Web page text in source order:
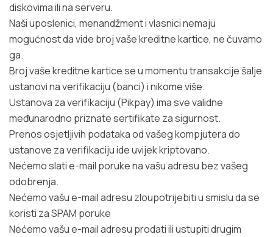
diskovima ili na serveru.
Naši uposlenici, menandžment i vlasnici nemaju
mogućnost da vide broj vaše kreditne kartice, ne čuvamo
ga.
Broj vaše kreditne kartice se u momentu transakcije šalje
ustanovi na verifikaciju (banci) i nikome više.
Ustanova za verifikaciju (Pikpay) ima sve validne
međunarodno priznate sertifikate za sigurnost.
Prenos osjetljivih podataka od vašeg kompjutera do
ustanove za verifikaciju ide uvijek kriptovano.
Nećemo slati e-mail poruke na vašu adresu bez vašeg
odobrenja.
Nećemo vašu e-mail adresu zloupotrijebiti u smislu da se
koristi za SPAM poruke
Nećemo vašu e-mail adresu prodati ili ustupiti drugim